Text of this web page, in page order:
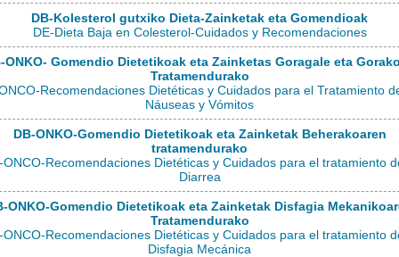
DB-Kolesterol gutxiko Dieta-Zainketak eta Gomendioak
DE-Dieta Baja en Colesterol-Cuidados y Recomendaciones
ONKO- Gomendio Dietetikoak eta Zainketas Goragale eta
Tratamendurako
Recomendaciones Dietéticas y Cuidados para el Tratamiento
Náuseas y Vómitos
DB-ONKO-Gomendio Dietetikoak eta Zainketak Beherakoaren
tratamendurako
ONCO-Recomendaciones Dietéticas y Cuidados para el tratamiento
Diarrea
ONKO-Gomendio Dietetikoak eta Zainketak Disfagia
Tratamendurako
ONCO-Recomendaciones Dietéticas y Cuidados para el tratamiento
Disfagia Mecánica